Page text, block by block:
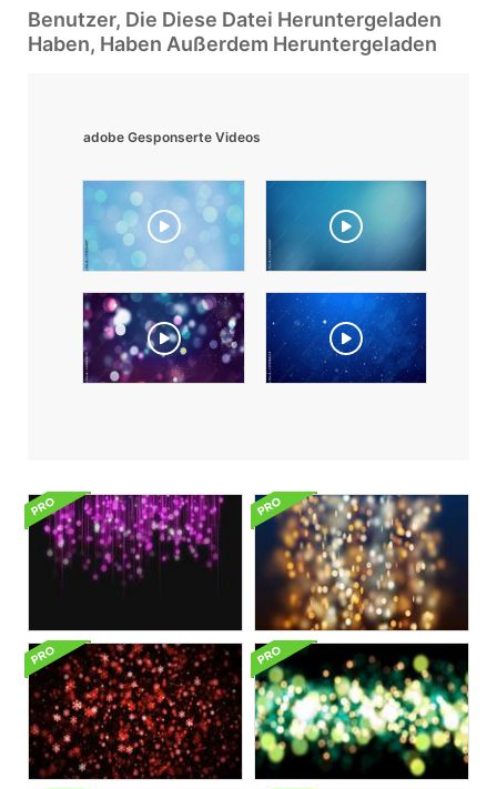
Benutzer, Die Diese Datei Heruntergeladen
Haben, Haben Außerdem Heruntergeladen
adobe Gesponserte Videos